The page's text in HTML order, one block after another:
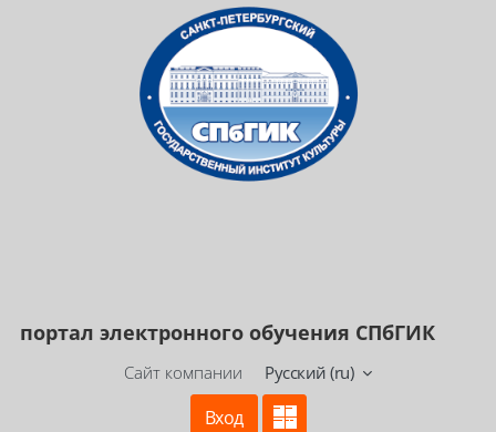
Перейти к основному содержанию
портал электронного обучения СПбГИК
Вход
Сайт компании Русский ‎(ru)‎